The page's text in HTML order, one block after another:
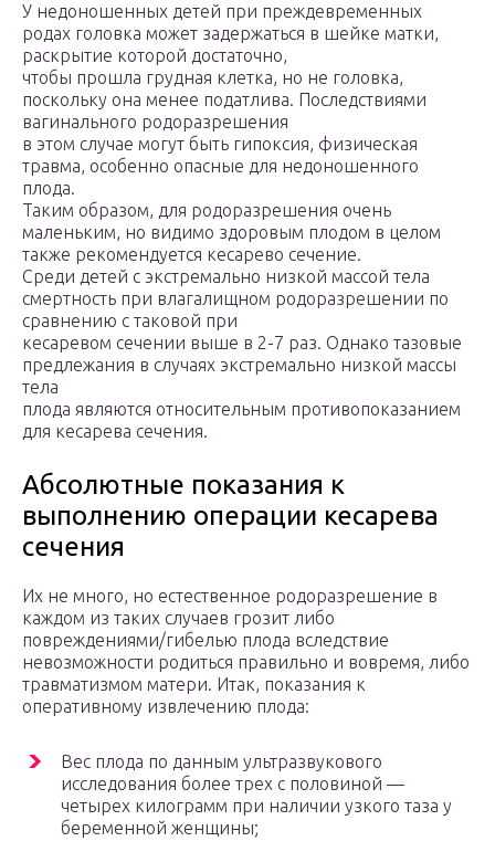
У недоношенных детей при преждевременных
родах головка может задержаться в шейке матки,
раскрытие которой достаточно,
чтобы прошла грудная клетка, но не головка,
поскольку она менее податлива. Последствиями
вагинального родоразрешения
в этом случае могут быть гипоксия, физическая
травма, особенно опасные для недоношенного
плода.
Таким образом, для родоразрешения очень
маленьким, но видимо здоровым плодом в целом
также рекомендуется кесарево сечение.
Среди детей с экстремально низкой массой тела
смертность при влагалищном родоразрешении по
сравнению с таковой при
кесаревом сечении выше в 2-7 раз. Однако тазовые
предлежания в случаях экстремально низкой массы
тела
плода являются относительным противопоказанием
для кесарева сечения.
Абсолютные показания к
выполнению операции кесарева
сечения
Их не много, но естественное родоразрешение в
каждом из таких случаев грозит либо
повреждениями/гибелью плода вследствие
невозможности родиться правильно и вовремя, либо
травматизмом матери. Итак, показания к
оперативному извлечению плода:
Вес плода по данным ультразвукового
исследования более трех с половиной —
четырех килограмм при наличии узкого таза у
беременной женщины;